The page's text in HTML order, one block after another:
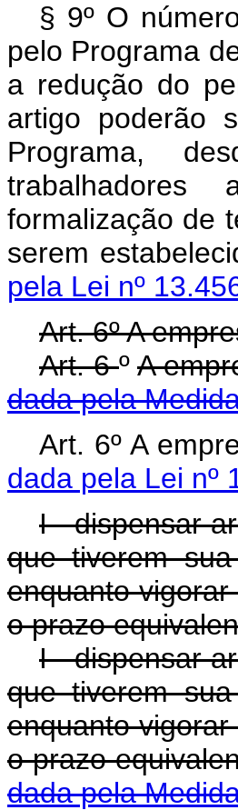
§ 9º O
pelo Programa
a redução do
artigo poderão
Programa,
trabalhadores
formalização de
serem
pela Lei nº
Art. 6º A
Art. 6º A
dada pela
Art. 6º A
dada pela Lei nº
I - dispensar
que tiverem
enquanto
o prazo
I - dispensar
que tiverem
enquanto
o prazo
dada pela